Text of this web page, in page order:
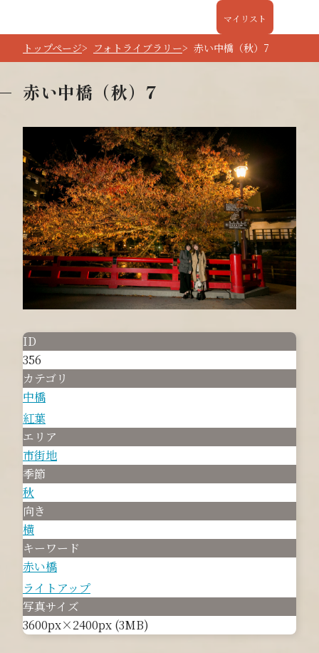
マイリスト
トップページ フォトライブラリー 赤い中橋（秋）7
赤い中橋（秋）7
ID
356
カテゴリ
中橋
紅葉
エリア
市街地
季節
秋
向き
横
キーワード
赤い橋
ライトアップ
写真サイズ
3600px×2400px (3MB)